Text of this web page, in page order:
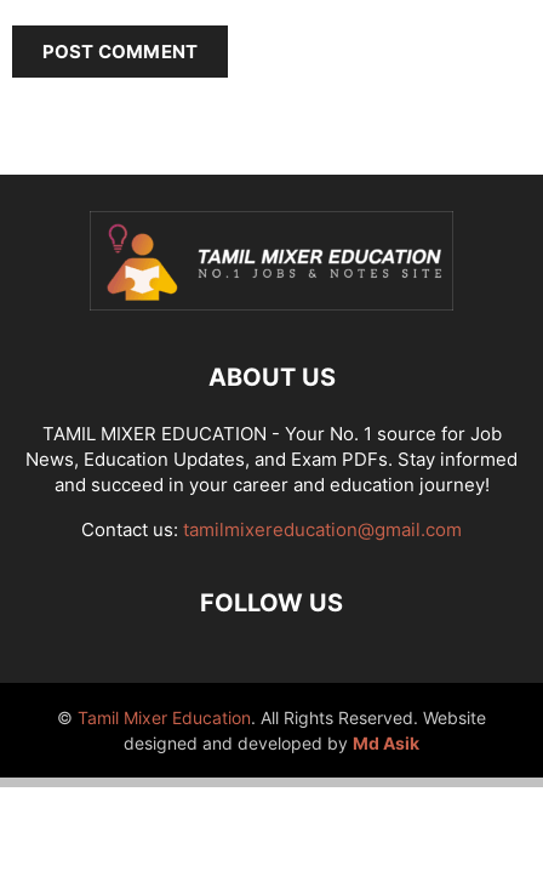
ABOUT US
TAMIL MIXER EDUCATION - Your No. 1 source for Job
News, Education Updates, and Exam PDFs. Stay informed
and succeed in your career and education journey!
Contact us: tamilmixereducation@gmail.com
FOLLOW US
© Tamil Mixer Education. All Rights Reserved. Website
designed and developed by Md Asik